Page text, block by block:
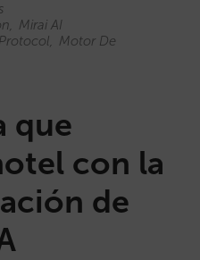
Mirai AI
Motor De
que
con la
de